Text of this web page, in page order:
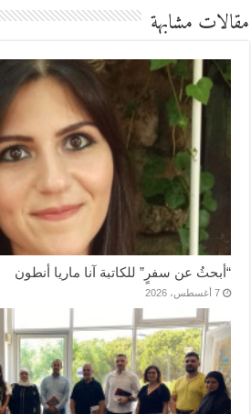
مقالات مشابهة
“أبحثُ عن سفرٍ” للكاتبة آنا ماريا أنطون
7 أغسطس، 2026